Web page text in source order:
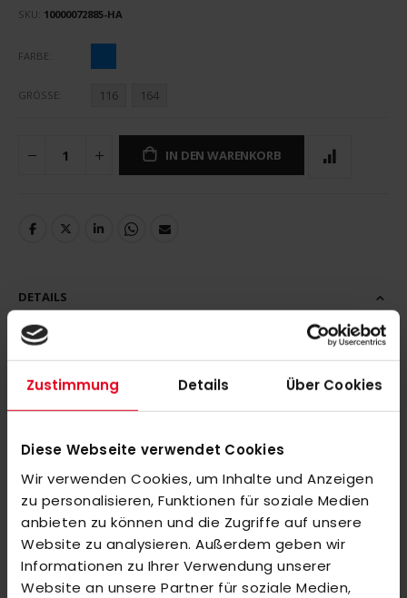
Zustimmung Details Über Cookies
Diese Webseite verwendet Cookies
Wir verwenden Cookies, um Inhalte und Anzeigen
zu personalisieren, Funktionen für soziale Medien
anbieten zu können und die Zugriffe auf unsere
Website zu analysieren. Außerdem geben wir
Informationen zu Ihrer Verwendung unserer
Website an unsere Partner für soziale Medien,
SKU 10000072885-HA
FARBE
GRÖSSE 116 164
IN DEN WARENKORB
DETAILS
ADIDAS SC Victoria Hoody Jugend Royalblau blue
BEWERTUNGEN
ÄHNLICHE PRODUKTE
Markieren Sie die Artikel, um Sie dem Warenkorb hinzuzufügen
oderAlle auswählen
adidas SC Victoria Track Pant Herren blau